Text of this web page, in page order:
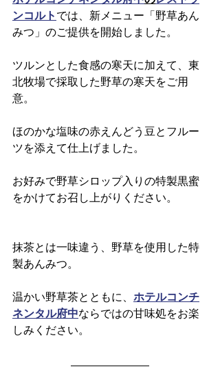
ンコルト では、新メニュー「野草あん
みつ」のご提供を開始しました。
ツルンとした食感の寒天に加えて、東
北牧場で採取した野草の寒天をご用
意。
ほのかな塩味の赤えんどう豆とフルー
ツを添えて仕上げました。
お好みで野草シロップ入りの特製黒蜜
をかけてお召し上がりください。
抹茶とは一味違う、野草を使用した特
製あんみつ。
温かい野草茶とともに、 ホテルコンチ
ネンタル府中ならではの甘味処をお楽
しみください。